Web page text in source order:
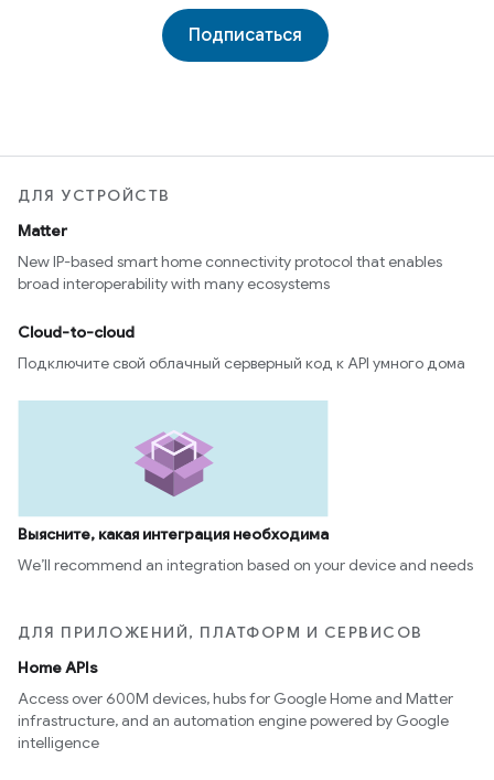
Подписаться
ДЛЯ УСТРОЙСТВ
Matter
New IP-based smart home connectivity protocol that enables
broad interoperability with many ecosystems
Cloud-to-cloud
Подключите свой облачный серверный код к API умного дома
Выясните, какая интеграция необходима
We’ll recommend an integration based on your device and needs
ДЛЯ ПРИЛОЖЕНИЙ, ПЛАТФОРМ И СЕРВИСОВ
Home APIs
Access over 600M devices, hubs for Google Home and Matter
infrastructure, and an automation engine powered by Google
intelligence